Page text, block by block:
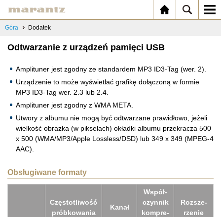
Góra Dodatek
Odtwarzanie z urządzeń pamięci USB
Amplituner jest zgodny ze standardem MP3 ID3-Tag (wer. 2).
Urządzenie to może wyświetlać grafikę dołączoną w formie
MP3 ID3-Tag wer. 2.3 lub 2.4.
Amplituner jest zgodny z WMA META.
Utwory z albumu nie mogą być odtwarzane prawidłowo, jeżeli
wielkość obrazka (w pikselach) okładki albumu przekracza 500
x 500 (WMA/MP3/Apple Lossless/DSD) lub 349 x 349 (MPEG-4
AAC).
Obsługiwane formaty
Czę­sto­tli­wość
prób­ko­wa­nia
Kanał
Współ­
czyn­nik
kom­pre­
Roz­sze­
rze­nie